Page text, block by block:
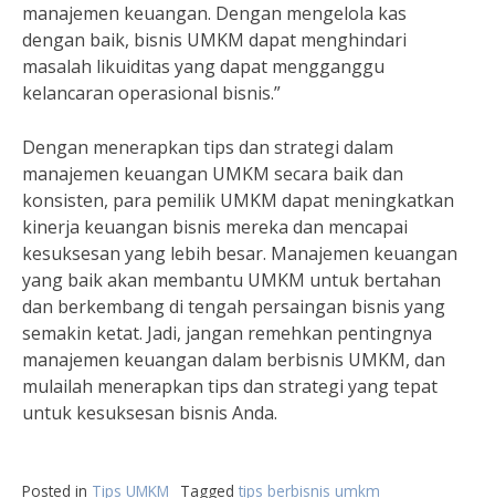
manajemen keuangan. Dengan mengelola kas
dengan baik, bisnis UMKM dapat menghindari
masalah likuiditas yang dapat mengganggu
kelancaran operasional bisnis.”
Dengan menerapkan tips dan strategi dalam
manajemen keuangan UMKM secara baik dan
konsisten, para pemilik UMKM dapat meningkatkan
kinerja keuangan bisnis mereka dan mencapai
kesuksesan yang lebih besar. Manajemen keuangan
yang baik akan membantu UMKM untuk bertahan
dan berkembang di tengah persaingan bisnis yang
semakin ketat. Jadi, jangan remehkan pentingnya
manajemen keuangan dalam berbisnis UMKM, dan
mulailah menerapkan tips dan strategi yang tepat
untuk kesuksesan bisnis Anda.
Posted in Tips UMKM Tagged tips berbisnis umkm